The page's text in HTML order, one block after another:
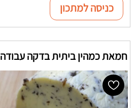
כניסה למתכון
חמאת כמהין ביתית בדקה עבודה